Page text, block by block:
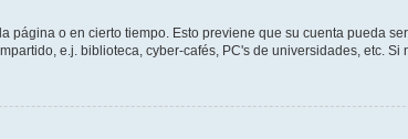
o en cierto tiempo. Esto previene que su cuenta pueda
e.j. biblioteca, cyber-cafés, PC's de universidades, etc. Si